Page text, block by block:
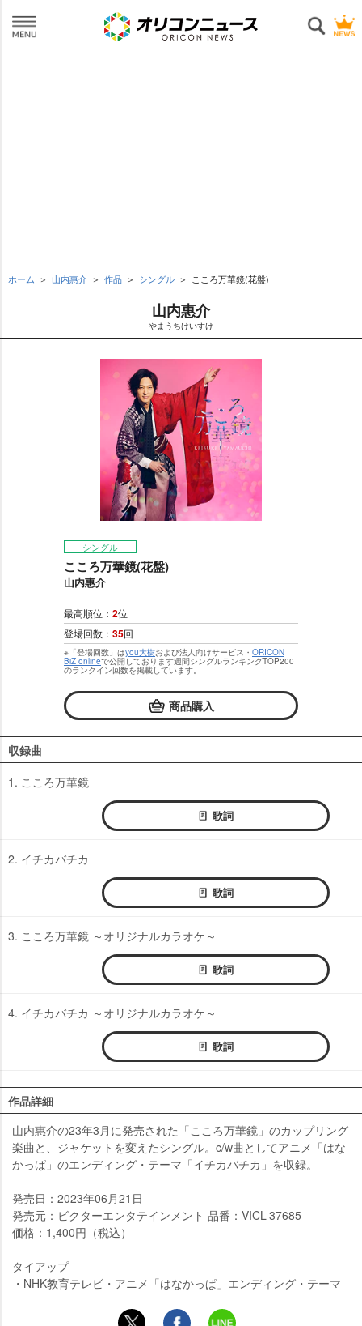
ホーム 山内惠介 作品 シングル こころ万華鏡(花盤)
山内惠介
まうちけいすけ
シングル
こころ万華鏡(花盤)
山内惠介
最高順位： 2位
登場回数： 35回
※「登場回数」はyou大樹および法人向けサービス・ ORICON
BiZ onlineで公開しております週間シングルランキングTOP200
のランクイン回数を掲載しています。
商品購入
収録曲
1. こころ万華鏡
歌詞
2. イチカバチカ
歌詞
3. こころ万華鏡 ～オリジナルカラオケ～
歌詞
4. イチカバチカ ～オリジナルカラオケ～
歌詞
作品詳細
山内惠介の23年3月に発売された「こころ万華鏡」のカップリング
楽曲と、ジャケットを変えたシングル。c/w曲としてアニメ「はな
かっぱ」のエンディング・テーマ「イチカバチカ」を収録。
発売日：2023年06月21日
発売元：ビクターエンタテインメント 品番：VICL-37685
価格：1,400円（税込）
タイアップ
・NHK教育テレビ・アニメ「はなかっぱ」エンディング・テーマ